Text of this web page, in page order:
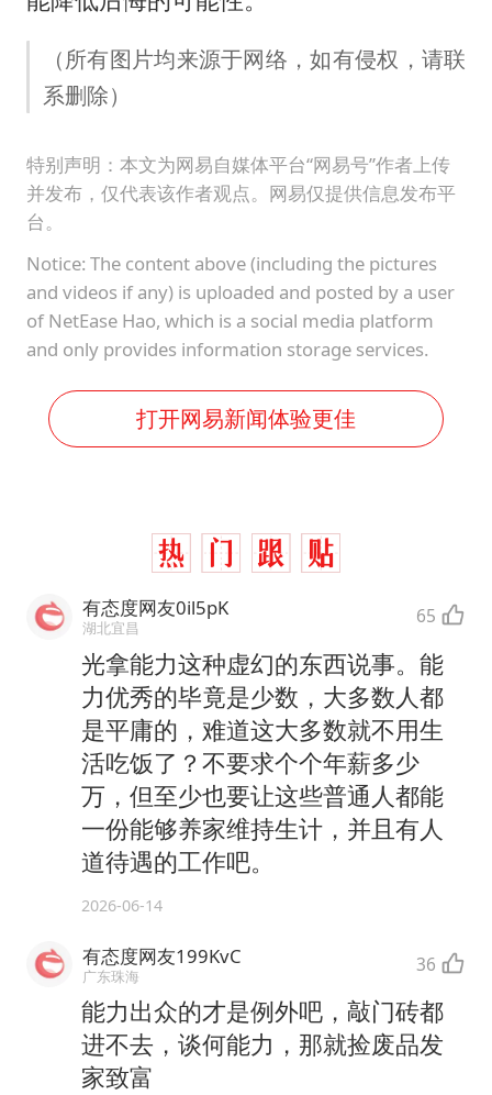
（所有图片均来源于网络，如有侵权，请联
系删除）
特别声明：本文为网易自媒体平台“网易号”作者上传
并发布，仅代表该作者观点。网易仅提供信息发布平
台。
Notice: The content above (including the pictures
and videos if any) is uploaded and posted by a user
of NetEase Hao, which is a social media platform
and only provides information storage services.
打开网易新闻体验更佳
有态度网友0il5pK
湖北宜昌 65
光拿能力这种虚幻的东西说事。能
力优秀的毕竟是少数，大多数人都
是平庸的，难道这大多数就不用生
活吃饭了？不要求个个年薪多少
万，但至少也要让这些普通人都能
一份能够养家维持生计，并且有人
道待遇的工作吧。
2026-06-14
有态度网友199KvC
广东珠海 36
能力出众的才是例外吧，敲门砖都
进不去，谈何能力，那就捡废品发
家致富